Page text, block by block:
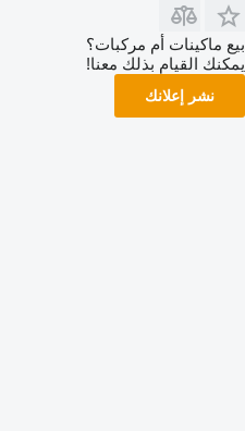
بيع ماكينات أم مركبات؟
يمكنك القيام بذلك معنا!
نشر إعلانك